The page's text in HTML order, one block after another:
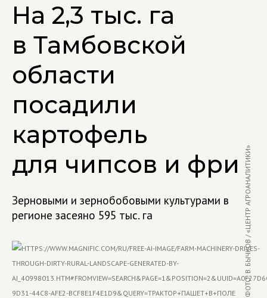
На 2,3 тыс. га
в Тамбовской
области
посадили
картофель
для чипсов и фри
Зерновыми и зернобобовыми культурами в
регионе засеяно 595 тыс. га
ФОТО: В. БЫЧКОВ / «ЦЕНТР АГРОАНАЛИТИКИ»